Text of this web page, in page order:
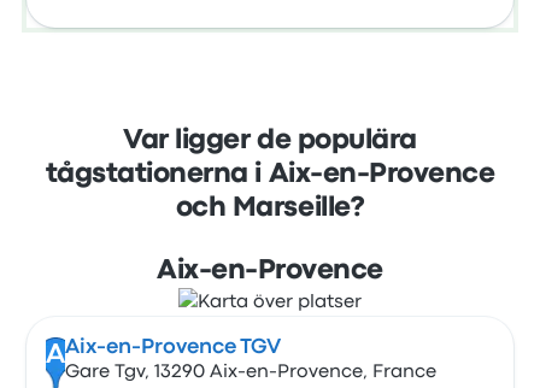
Var ligger de populära
tågstationerna i Aix-en-Provence
och Marseille?
Aix-en-Provence
AAix-en-Provence TGV
Gare Tgv, 13290 Aix-en-Provence, France